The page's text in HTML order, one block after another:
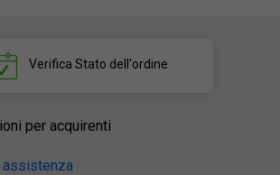
Verifica Stato dell'ordine
per acquirenti
assistenza